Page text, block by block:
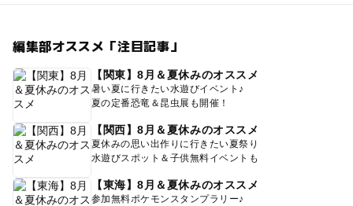
編集部オススメ「注目記事」
【関東】8月＆夏休みのオススメ
暑い夏に行きたい水遊びイベント♪
夏の定番恐竜＆昆虫展も開催！
【関西】8月＆夏休みのオススメ
夏休みの思い出作りに行きたい夏祭り
水遊びスポット＆子供無料イベントも
【東海】8月＆夏休みのオススメ
参加無料ポケモンスタンプラリー♪